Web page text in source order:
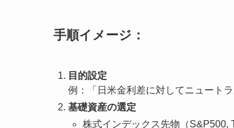
手順イメージ：
目的設定
例：「日米金利差に対してニュート
基礎資産の選定
株式インデックス先物（S&P500,